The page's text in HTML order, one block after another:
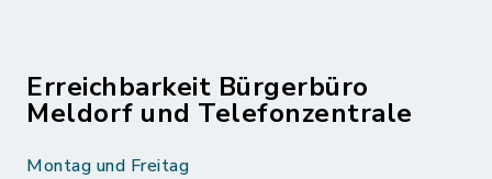
Erreichbarkeit Bürgerbüro
Meldorf und Telefonzentrale
Montag und Freitag